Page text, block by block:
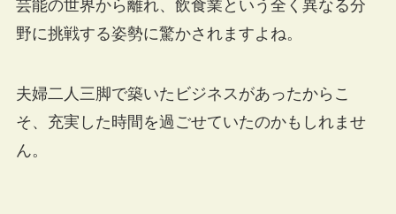
芸能の世界から離れ、飲食業という全く異なる分
野に挑戦する姿勢に驚かされますよね。
夫婦二人三脚で築いたビジネスがあったからこ
そ、充実した時間を過ごせていたのかもしれませ
ん。